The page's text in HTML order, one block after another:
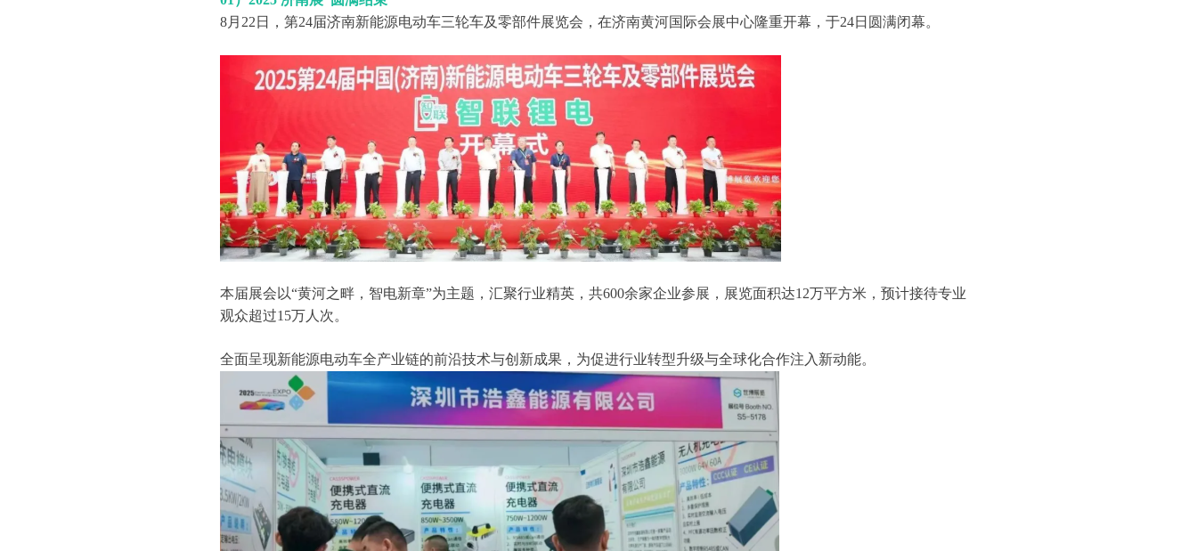
8月22日，第24届济南新能源电动车三轮车及零部件展览会，在济南黄河国际会展中心隆重开幕，于24日圆满闭幕。
本届展会以“黄河之畔，智电新章”为主题，汇聚行业精英，共600余家企业参展，展览面积达12万平方米，预计接待专业
观众超过15万人次。
全面呈现新能源电动车全产业链的前沿技术与创新成果，为促进行业转型升级与全球化合作注入新动能。